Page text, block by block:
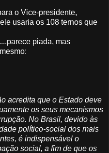
o Vice-presidente,
usaria os 108 ternos que
piada, mas
acredita que o Estado deve
os seus mecanismos
No Brasil, devido às
político-social dos mais
é indispensável o
social, a fim de que os